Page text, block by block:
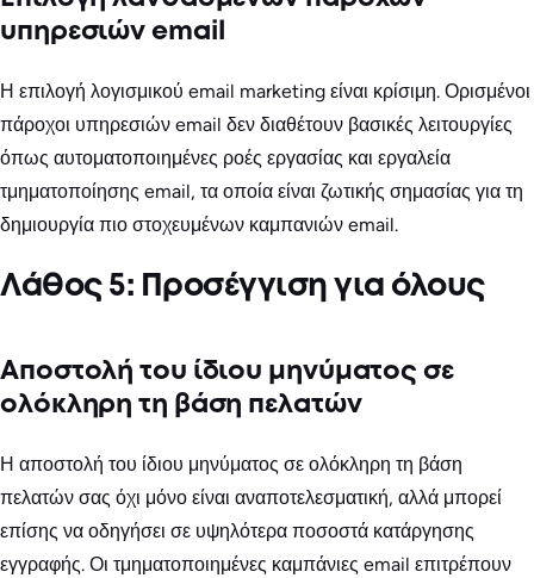
υπηρεσιών email
Η επιλογή λογισμικού email marketing είναι κρίσιμη. Ορισμένοι
πάροχοι υπηρεσιών email δεν διαθέτουν βασικές λειτουργίες
όπως αυτοματοποιημένες ροές εργασίας και εργαλεία
τμηματοποίησης email, τα οποία είναι ζωτικής σημασίας για τη
δημιουργία πιο στοχευμένων καμπανιών email.
Λάθος 5: Προσέγγιση για όλους
Αποστολή του ίδιου μηνύματος σε
ολόκληρη τη βάση πελατών
Η αποστολή του ίδιου μηνύματος σε ολόκληρη τη βάση
πελατών σας όχι μόνο είναι αναποτελεσματική, αλλά μπορεί
επίσης να οδηγήσει σε υψηλότερα ποσοστά κατάργησης
εγγραφής. Οι τμηματοποιημένες καμπάνιες email επιτρέπουν